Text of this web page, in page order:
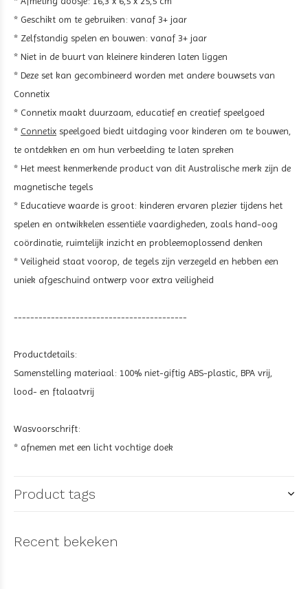
* Geschikt om te gebruiken: vanaf 3+ jaar
* Zelfstandig spelen en bouwen: vanaf 3+ jaar
* Niet in de buurt van kleinere kinderen laten liggen
* Deze set kan gecombineerd worden met andere bouwsets van
Connetix
* Connetix maakt duurzaam, educatief en creatief speelgoed
* Connetix speelgoed biedt uitdaging voor kinderen om te bouwen,
te ontdekken en om hun verbeelding te laten spreken
* Het meest kenmerkende product van dit Australische merk zijn de
magnetische tegels
* Educatieve waarde is groot: kinderen ervaren plezier tijdens het
spelen en ontwikkelen essentiële vaardigheden, zoals hand-oog
coördinatie, ruimtelijk inzicht en probleemoplossend denken
* Veiligheid staat voorop, de tegels zijn verzegeld en hebben een
uniek afgeschuind ontwerp voor extra veiligheid
------------------------------------------
Productdetails:
Samenstelling materiaal: 100% niet-giftig ABS-plastic, BPA vrij,
lood- en ftalaatvrij
Wasvoorschrift:
* afnemen met een licht vochtige doek
Product tags
Recent bekeken